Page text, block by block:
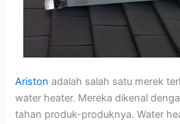
Ariston adalah salah satu merek
water heater. Mereka dikenal
tahan produk-produknya. Water